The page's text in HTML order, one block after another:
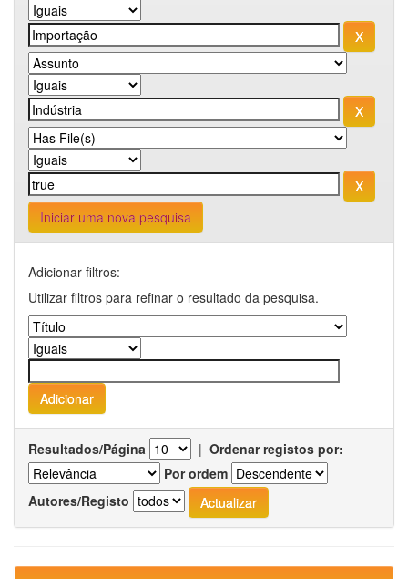
Iniciar uma nova pesquisa
Adicionar filtros:
Utilizar filtros para refinar o resultado da pesquisa.
Resultados/Página | Ordenar registos por:
Por ordem
Autores/Registo